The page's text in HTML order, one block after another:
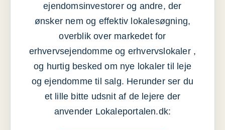
ejendomsinvestorer og andre, der
ønsker nem og effektiv lokalesøgning,
overblik over markedet for
erhvervsejendomme og erhvervslokaler ,
og hurtig besked om nye lokaler til leje
og ejendomme til salg. Herunder ser du
et lille bitte udsnit af de lejere der
anvender Lokaleportalen.dk: